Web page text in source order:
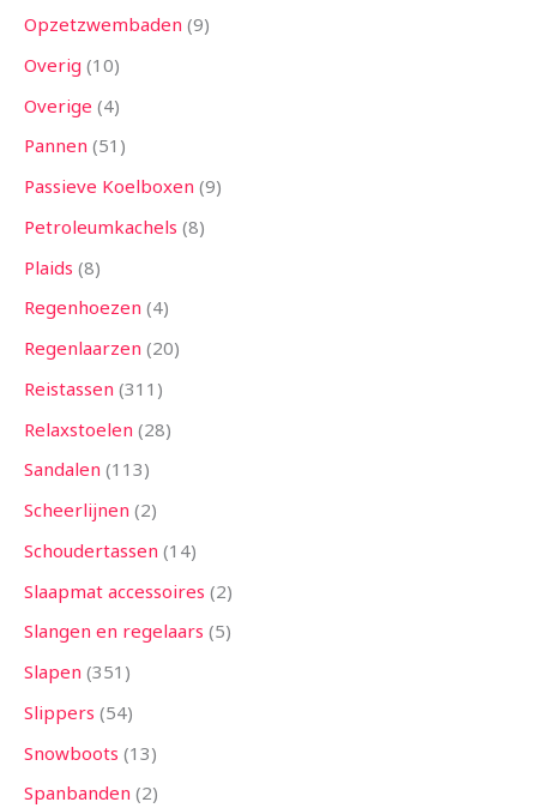
Opzetzwembaden 9
Overig 10
Overige 4
Pannen 51
Passieve Koelboxen 9
Petroleumkachels 8
Plaids 8
Regenhoezen 4
Regenlaarzen 20
Reistassen 311
Relaxstoelen 28
Sandalen 113
Scheerlijnen 2
Schoudertassen 14
Slaapmat accessoires 2
Slangen en regelaars 5
Slapen 351
Slippers 54
Snowboots 13
Spanbanden 2